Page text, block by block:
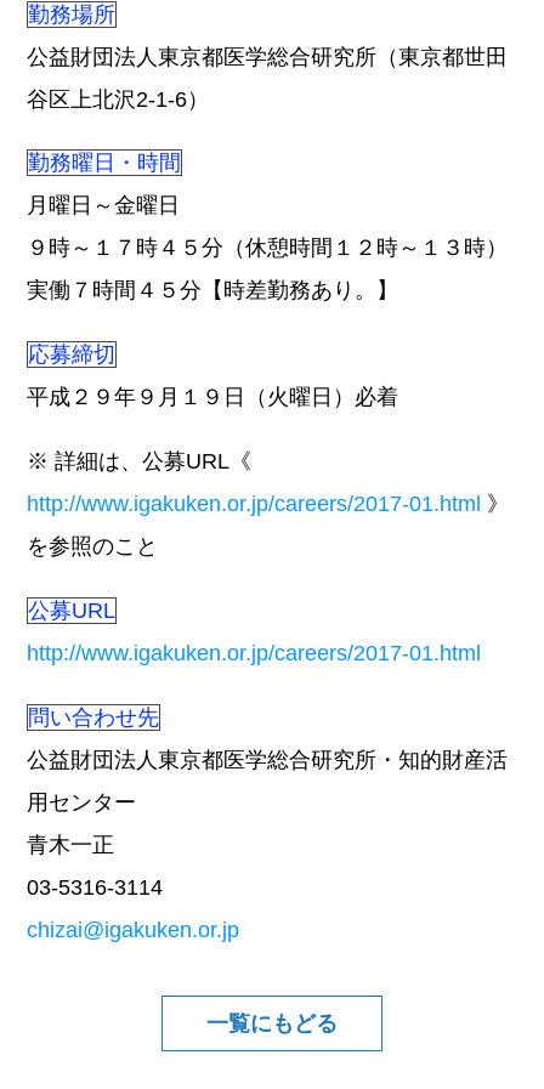
勤務場所
公益財団法人東京都医学総合研究所（東京都世田
谷区上北沢2-1-6）
勤務曜日・時間
月曜日～金曜日
９時～１７時４５分（休憩時間１２時～１３時）
実働７時間４５分【時差勤務あり。】
応募締切
平成２９年９月１９日（火曜日）必着
※ 詳細は、公募URL《
http://www.igakuken.or.jp/careers/2017-01.html 》
を参照のこと
公募URL
http://www.igakuken.or.jp/careers/2017-01.html
問い合わせ先
公益財団法人東京都医学総合研究所・知的財産活
用センター
青木一正
03-5316-3114
chizai@igakuken.or.jp
一覧にもどる